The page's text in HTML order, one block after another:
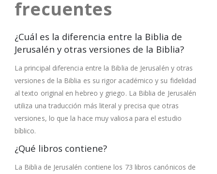
frecuentes
¿Cuál es la diferencia entre la Biblia de
Jerusalén y otras versiones de la Biblia?
La principal diferencia entre la Biblia de Jerusalén y otras
versiones de la Biblia es su rigor académico y su fidelidad
al texto original en hebreo y griego. La Biblia de Jerusalén
utiliza una traducción más literal y precisa que otras
versiones, lo que la hace muy valiosa para el estudio
bíblico.
¿Qué libros contiene?
La Biblia de Jerusalén contiene los 73 libros canónicos de